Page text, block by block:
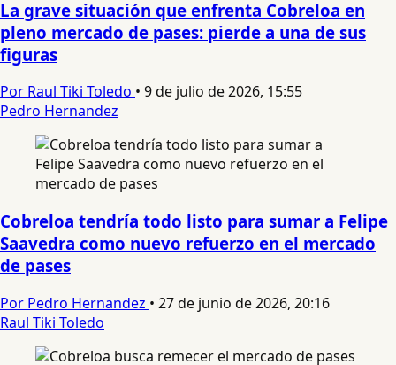
La grave situación que enfrenta Cobreloa en
pleno mercado de pases: pierde a una de sus
figuras
Por Raul Tiki Toledo • 9 de julio de 2026, 15:55
Pedro Hernandez
Cobreloa tendría todo listo para sumar a Felipe
Saavedra como nuevo refuerzo en el mercado
de pases
Por Pedro Hernandez • 27 de junio de 2026, 20:16
Raul Tiki Toledo